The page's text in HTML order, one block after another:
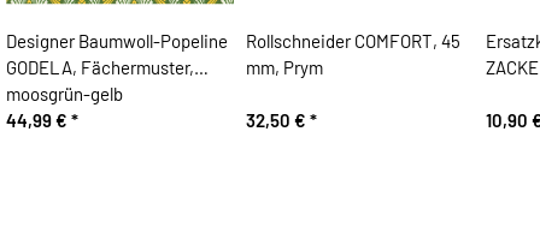
Designer Baumwoll-Popeline
GODELA, Fächermuster,
moosgrün-gelb
44,99 € *
Rollschneider COMFORT, 45
mm, Prym
32,50 € * 10,90